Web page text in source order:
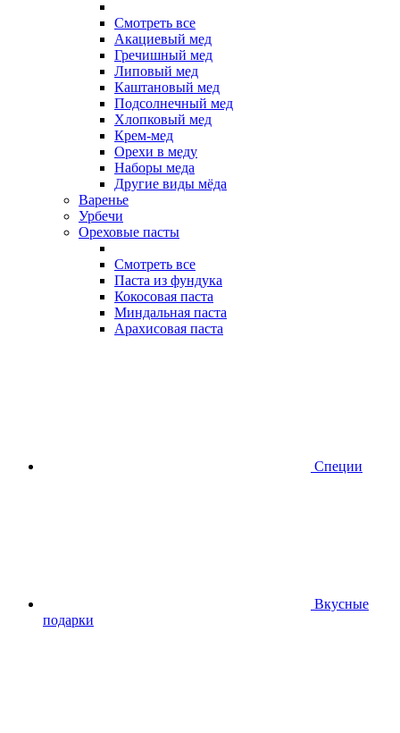
Смотреть все
Акациевый мед
Гречишный мед
Липовый мед
Каштановый мед
Подсолнечный мед
Хлопковый мед
Крем-мед
Орехи в меду
Наборы меда
Другие виды мёда
Варенье
Урбечи
Ореховые пасты
Смотреть все
Паста из фундука
Кокосовая паста
Миндальная паста
Арахисовая паста
Специи
Вкусные
подарки